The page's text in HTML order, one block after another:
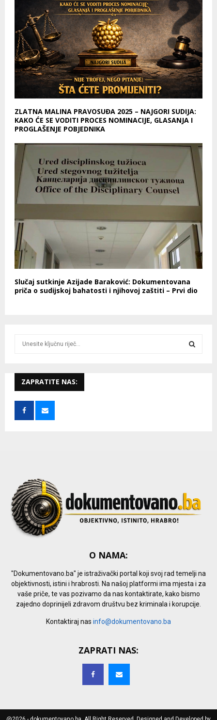
ZLATNA MALINA PRAVOSUĐA 2025 – NAJGORI SUDIJA:
KAKO ĆE SE VODITI PROCES NOMINACIJE, GLASANJA I
PROGLAŠENJE POBJEDNIKA
Slučaj sutkinje Azijade Baraković: Dokumentovana
priča o sudijskoj bahatosti i njihovoj zaštiti – Prvi dio
h
f
r
ZAPRATITE NAS:
O NAMA:
"Dokumentovano.ba" je istraživački portal koji svoj rad temelji na
objektivnosti, istini i hrabrosti. Na našoj platformi ima mjesta i za
vaše priče, te vas pozivamo da nas kontaktirate, kako bismo
zajedno doprinijeli zdravom društvu bez kriminala i korupcije.
Kontaktiraj nas info@dokumentovano.ba
ZAPRATI NAS: